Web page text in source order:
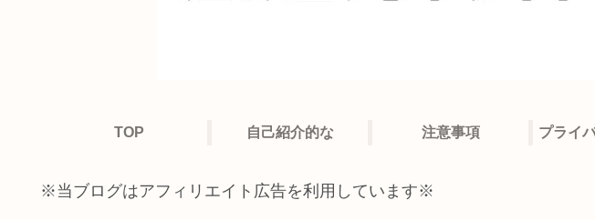
TOP 自己紹介的な 注意事項 プライ
※当ブログはアフィリエイト広告を利用しています※